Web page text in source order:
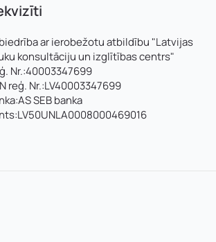
ar ierobežotu atbildību "Latvijas
konsultāciju un izglītības centrs"
Nr.:40003347699
reģ. Nr.:LV40003347699
SEB banka